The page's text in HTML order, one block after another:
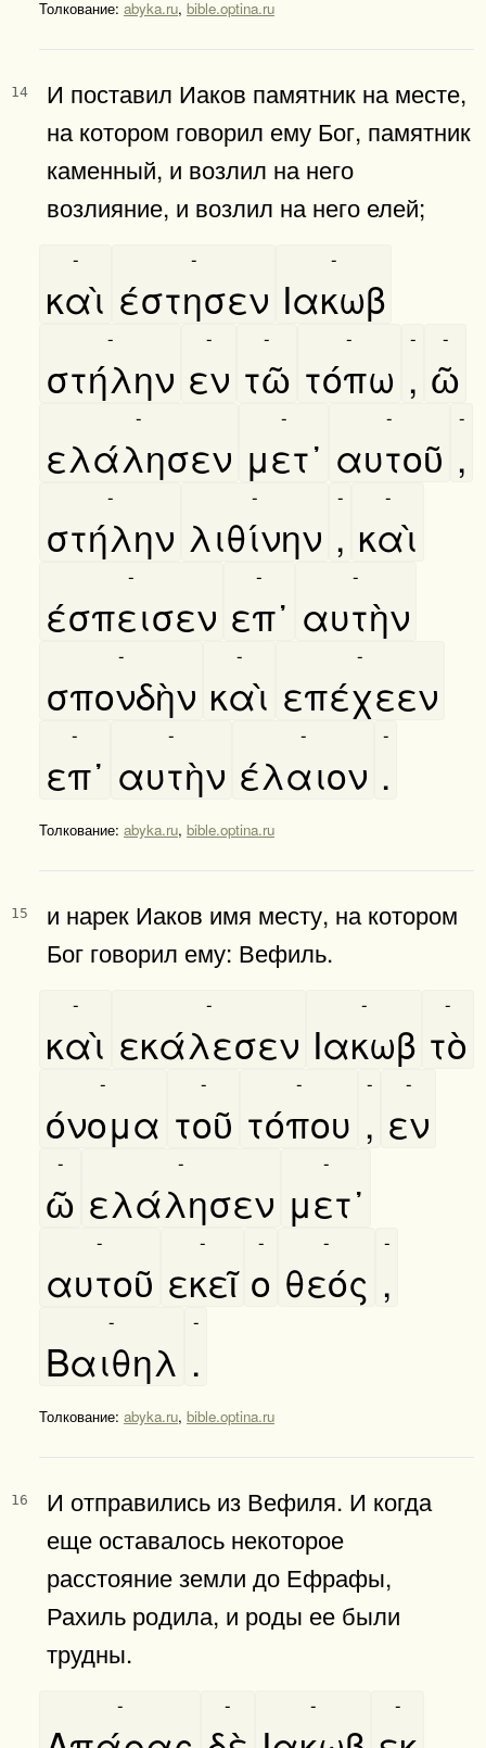
Толкование: abyka.ru, bible.optina.ru
14
И поставил Иаков памятник на месте,
на котором говорил ему Бог, памятник
каменный, и возлил на него
возлияние, и возлил на него елей;
καὶ
-
έστησεν
-
Ιακωβ
-
στήλην
-
εν
-
τῶ
-
τόπω
-
,
-
ῶ
-
ελάλησεν
-
μετ᾿
-
αυτοῦ
-
,
-
στήλην
-
λιθίνην
-
,
-
καὶ
-
έσπεισεν
-
επ᾿
-
αυτὴν
-
σπονδὴν
-
καὶ
-
επέχεεν
-
επ᾿
-
αυτὴν
-
έλαιον
-
.
-
Толкование: abyka.ru, bible.optina.ru
15
и нарек Иаков имя месту, на котором
Бог говорил ему: Вефиль.
καὶ
-
εκάλεσεν
-
Ιακωβ
-
τὸ
-
όνομα
-
τοῦ
-
τόπου
-
,
-
εν
-
ῶ
-
ελάλησεν
-
μετ᾿
-
αυτοῦ
-
εκεῖ
-
ο
-
θεός
-
,
-
Βαιθηλ
-
.
-
Толкование: abyka.ru, bible.optina.ru
16
И отправились из Вефиля. И когда
еще оставалось некоторое
расстояние земли до Ефрафы,
Рахиль родила, и роды ее были
трудны.
- - - -